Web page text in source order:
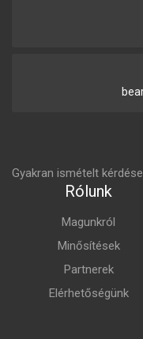
Gyakran ismételt
Rólunk
Magunkról
Minősítések
Partnerek
Elérhetőségünk